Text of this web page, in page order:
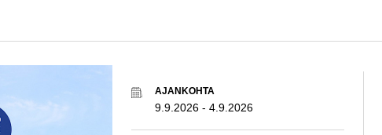
AJANKOHTA
9.9.2026 - 4.9.2026